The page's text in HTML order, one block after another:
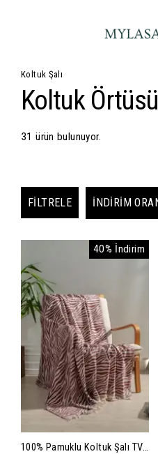
Koltuk Şalı
Koltuk Örtüsü
31 ürün bulunuyor.
FILTRELE
40% İndirim
100% Pamuklu Koltuk Şalı TV